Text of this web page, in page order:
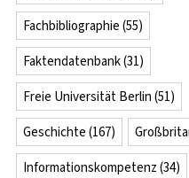
Fachbibliographie (55)
Faktendatenbank(31)
Freie Universität Berlin (51)
Geschichte (167)
Informationskompetenz (34)